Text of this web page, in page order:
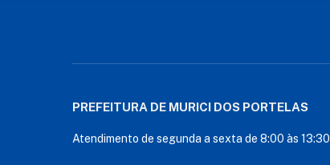
PREFEITURA DE MURICI DOS PORTELAS
Atendimento de segunda a sexta de 8:00 às 13:30